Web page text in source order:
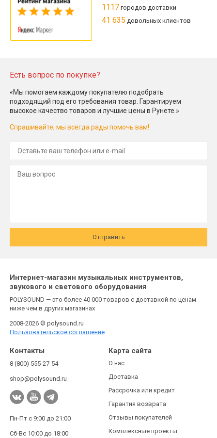
1117 городов доставки
41 635 довольных клиентов
Есть вопрос по покупке?
«Мы помогаем каждому покупателю подобрать
подходящий под его требования товар. Гарантируем
высокое качество товаров и лучшие цены в Рунете.»
Спрашивайте, мы всегда рады помочь вам!
Отправить
Интернет-магазин музыкальных инструментов,
звукового и светового оборудования
POLYSOUND — это более 40 000 товаров с доставкой по ценам
ниже чем в других магазинах
2008-2026 © polysound.ru
Пользовательское соглашение
Контакты
8 (800) 555-27-54
shop@polysound.ru
Пн-Пт с 9:00 до 21:00
Сб-Вс 10:00 до 18:00
Карта сайта
О нас
Доставка
Рассрочка или кредит
Гарантия возврата
Отзывы покупателей
Комплексные проекты